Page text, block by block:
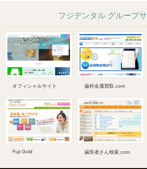
フジデンタル グループ
オフィシャルサイト 歯科金属買取.com
Fuji Gold 歯医者さん検索.com